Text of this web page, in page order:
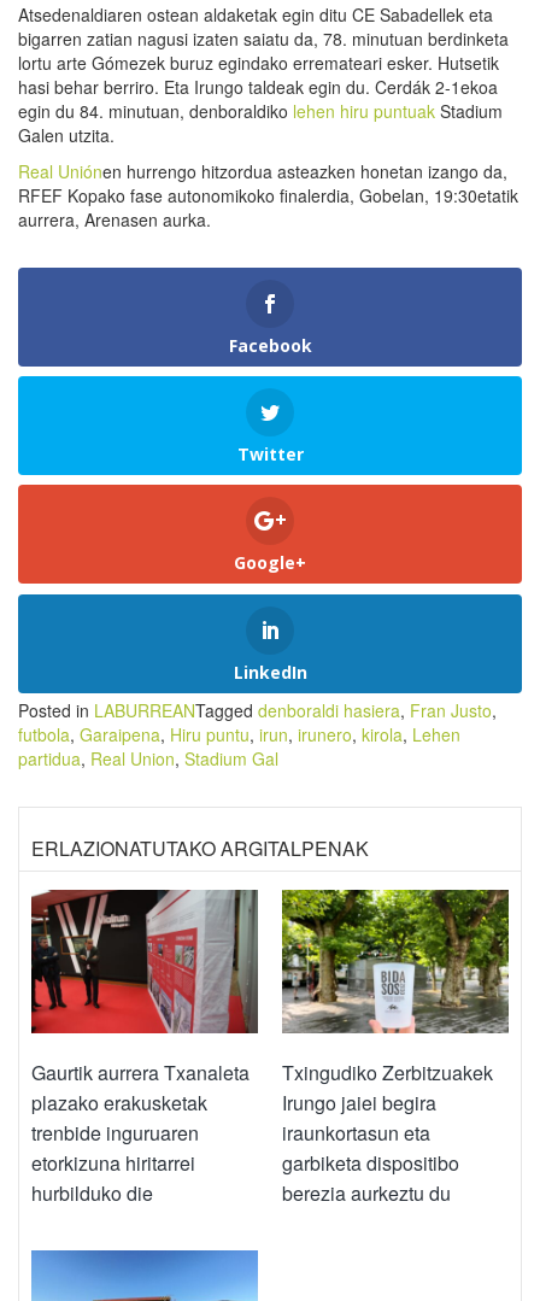
Atsedenaldiaren ostean aldaketak egin ditu CE Sabadellek eta
bigarren zatian nagusi izaten saiatu da, 78. minutuan berdinketa
lortu arte Gómezek buruz egindako erremateari esker. Hutsetik
hasi behar berriro. Eta Irungo taldeak egin du. Cerdák 2-1ekoa
egin du 84. minutuan, denboraldiko lehen hiru puntuak Stadium
Galen utzita.
Real Uniónen hurrengo hitzordua asteazken honetan izango da,
RFEF Kopako fase autonomikoko finalerdia, Gobelan, 19:30etatik
aurrera, Arenasen aurka.
Facebook
Twitter
Google+
LinkedIn
Posted in LABURREANTagged denboraldi hasiera, Fran Justo,
futbola, Garaipena, Hiru puntu, irun, irunero, kirola, Lehen
partidua, Real Union, Stadium Gal
ERLAZIONATUTAKO ARGITALPENAK
Gaurtik aurrera Txanaleta
plazako erakusketak
trenbide inguruaren
etorkizuna hiritarrei
hurbilduko die
Txingudiko Zerbitzuakek
Irungo jaiei begira
iraunkortasun eta
garbiketa dispositibo
berezia aurkeztu du